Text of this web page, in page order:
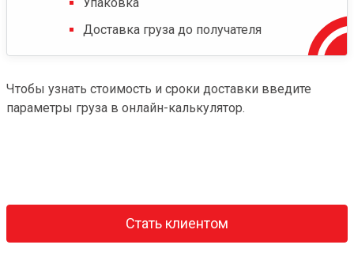
Доставка груза до получателя
Чтобы узнать стоимость и сроки доставки введите
параметры груза в онлайн-калькулятор.
Стать клиентом